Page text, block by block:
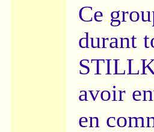
Ce
durant
avoir
en